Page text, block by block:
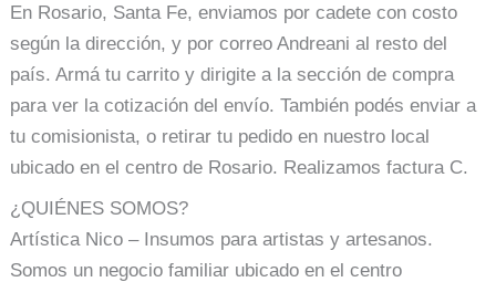
En Rosario, Santa Fe, enviamos por cadete con costo
según la dirección, y por correo Andreani al resto del
país. Armá tu carrito y dirigite a la sección de compra
para ver la cotización del envío. También podés enviar a
tu comisionista, o retirar tu pedido en nuestro local
ubicado en el centro de Rosario. Realizamos factura C.
¿QUIÉNES SOMOS?
Artística Nico – Insumos para artistas y artesanos.
Somos un negocio familiar ubicado en el centro